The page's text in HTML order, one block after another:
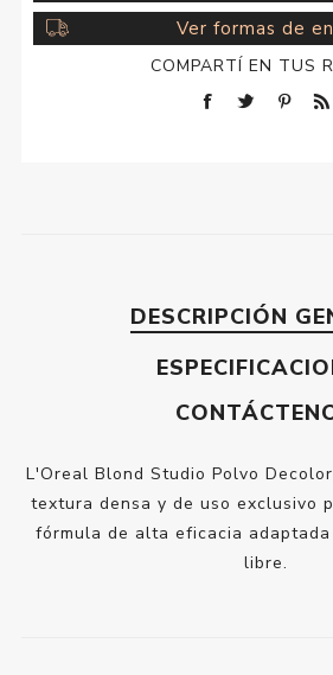
Ver formas de
COMPARTÍ EN TUS
DESCRIPCIÓN
L'Oreal Blond Studio Polvo
textura densa y de uso exclusivo
fórmula de alta eficacia
libre.